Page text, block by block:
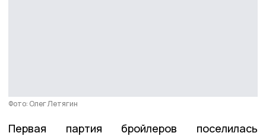
Фото: Олег Летягин
Первая партия бройлеров поселилась